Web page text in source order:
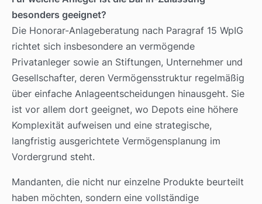
besonders geeignet?
Die Honorar-Anlageberatung nach Paragraf 15 WpIG
richtet sich insbesondere an vermögende
Privatanleger sowie an Stiftungen, Unternehmer und
Gesellschafter, deren Vermögensstruktur regelmäßig
über einfache Anlageentscheidungen hinausgeht. Sie
ist vor allem dort geeignet, wo Depots eine höhere
Komplexität aufweisen und eine strategische,
langfristig ausgerichtete Vermögensplanung im
Vordergrund steht.
Mandanten, die nicht nur einzelne Produkte beurteilt
haben möchten, sondern eine vollständige